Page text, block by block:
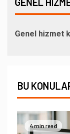
Genel hizmet
BU
4 min read